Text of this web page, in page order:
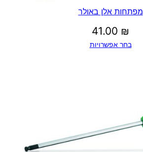
מפתחות אלן באולר
41.00 ₪
בחר אפשרויות